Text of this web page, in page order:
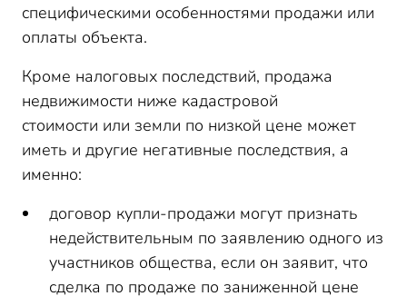
специфическими особенностями продажи или
оплаты объекта.
Кроме налоговых последствий, продажа
недвижимости ниже кадастровой
стоимости или земли по низкой цене может
иметь и другие негативные последствия, а
именно:
договор купли-продажи могут признать
недействительным по заявлению одного из
участников общества, если он заявит, что
сделка по продаже по заниженной цене